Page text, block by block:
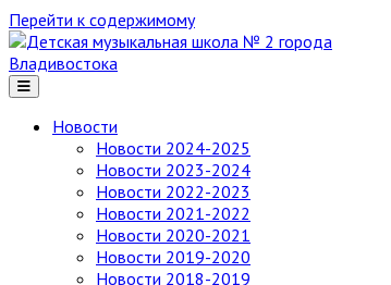
Перейти к содержимому
Детская
музыкальная
школа
города
Владивостока
Новости
Новости 2024-2025
Новости 2023-2024
Новости 2022-2023
Новости 2021-2022
Новости 2020-2021
Новости 2019-2020
Новости 2018-2019